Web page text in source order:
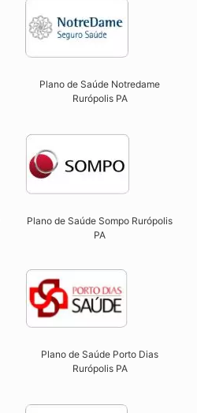
Plano de Saúde Notredame
Rurópolis PA​
Plano de Saúde Sompo Rurópolis
PA​
Plano de Saúde Porto Dias
Rurópolis PA